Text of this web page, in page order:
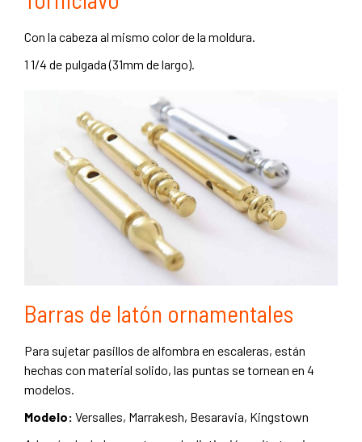
Con la cabeza al mismo color de la moldura.
1 1/4 de pulgada (31mm de largo).
Barras de latón ornamentales
Para sujetar pasillos de alfombra en escaleras, están
hechas con material solido, las puntas se tornean en 4
modelos.
Modelo: Versalles, Marrakesh, Besaravia, Kingstown